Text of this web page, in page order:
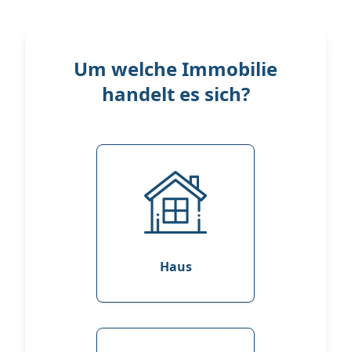
Um welche Immobilie
handelt es sich?
Haus